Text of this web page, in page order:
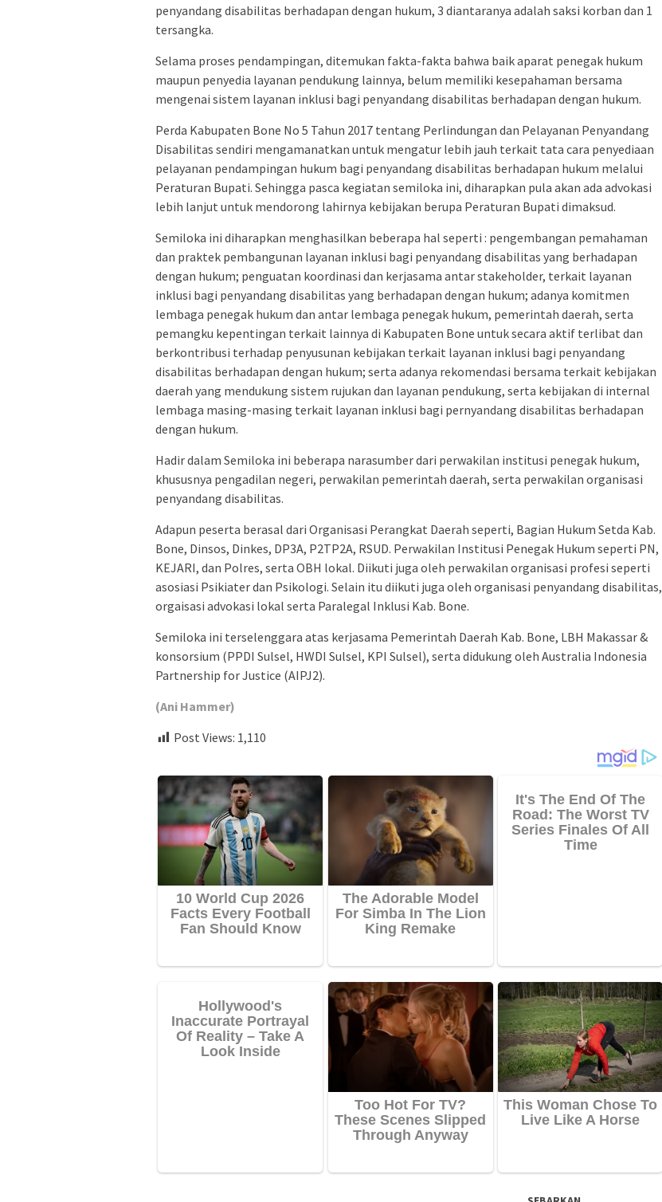
penyandang disabilitas berhadapan dengan hukum, 3 diantaranya adalah saksi korban dan 1
tersangka.
Selama proses pendampingan, ditemukan fakta-fakta bahwa baik aparat penegak hukum
maupun penyedia layanan pendukung lainnya, belum memiliki kesepahaman bersama
mengenai sistem layanan inklusi bagi penyandang disabilitas berhadapan dengan hukum.
Perda Kabupaten Bone No 5 Tahun 2017 tentang Perlindungan dan Pelayanan Penyandang
Disabilitas sendiri mengamanatkan untuk mengatur lebih jauh terkait tata cara penyediaan
pelayanan pendampingan hukum bagi penyandang disabilitas berhadapan hukum melalui
Peraturan Bupati. Sehingga pasca kegiatan semiloka ini, diharapkan pula akan ada advokasi
lebih lanjut untuk mendorong lahirnya kebijakan berupa Peraturan Bupati dimaksud.
Semiloka ini diharapkan menghasilkan beberapa hal seperti : pengembangan pemahaman
dan praktek pembangunan layanan inklusi bagi penyandang disabilitas yang berhadapan
dengan hukum; penguatan koordinasi dan kerjasama antar stakeholder, terkait layanan
inklusi bagi penyandang disabilitas yang berhadapan dengan hukum; adanya komitmen
lembaga penegak hukum dan antar lembaga penegak hukum, pemerintah daerah, serta
pemangku kepentingan terkait lainnya di Kabupaten Bone untuk secara aktif terlibat dan
berkontribusi terhadap penyusunan kebijakan terkait layanan inklusi bagi penyandang
disabilitas berhadapan dengan hukum; serta adanya rekomendasi bersama terkait kebijakan
daerah yang mendukung sistem rujukan dan layanan pendukung, serta kebijakan di internal
lembaga masing-masing terkait layanan inklusi bagi pernyandang disabilitas berhadapan
dengan hukum.
Hadir dalam Semiloka ini beberapa narasumber dari perwakilan institusi penegak hukum,
khususnya pengadilan negeri, perwakilan pemerintah daerah, serta perwakilan organisasi
penyandang disabilitas.
Adapun peserta berasal dari Organisasi Perangkat Daerah seperti, Bagian Hukum Setda Kab.
Bone, Dinsos, Dinkes, DP3A, P2TP2A, RSUD. Perwakilan Institusi Penegak Hukum seperti PN,
KEJARI, dan Polres, serta OBH lokal. Diikuti juga oleh perwakilan organisasi profesi seperti
asosiasi Psikiater dan Psikologi. Selain itu diikuti juga oleh organisasi penyandang disabilitas,
orgaisasi advokasi lokal serta Paralegal Inklusi Kab. Bone.
Semiloka ini terselenggara atas kerjasama Pemerintah Daerah Kab. Bone, LBH Makassar &
konsorsium (PPDI Sulsel, HWDI Sulsel, KPI Sulsel), serta didukung oleh Australia Indonesia
Partnership for Justice (AIPJ2).
(Ani Hammer)
Post Views: 1,110